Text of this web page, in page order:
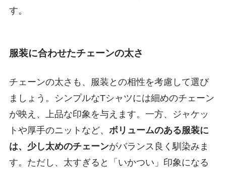
す。
服装に合わせたチェーンの太さ
チェーンの太さも、服装との相性を考慮して選び
ましょう。シンプルなTシャツには細めのチェーン
が映え、上品な印象を与えます。一方、ジャケッ
トや厚手のニットなど、 ボリュームのある服装に
は、少し太めのチェーンがバランス良く馴染みま
す。ただし、太すぎると「いかつい」印象になる